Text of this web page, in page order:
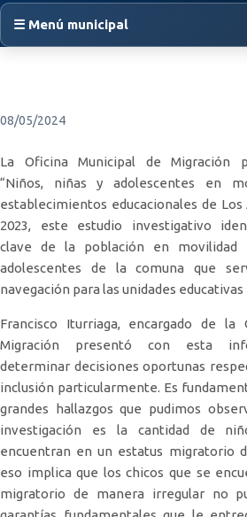
☰ Menú municipal
08/05/2024
La Oficina Municipal de Migración
“Niños, niñas y adolescentes en
establecimientos educacionales de Los
2023, este estudio investigativo
clave de la población en movilidad
adolescentes de la comuna que
navegación para las unidades
Francisco Iturriaga, encargado de la
Migración presentó con esta
determinar decisiones oportunas
inclusión particularmente. Es
grandes hallazgos que pudimos
investigación es la cantidad de
encuentran en un estatus migratorio
eso implica que los chicos que se
migratorio de manera irregular no